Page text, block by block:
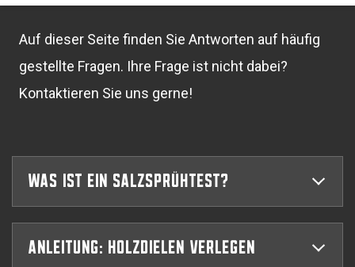
Auf dieser Seite finden Sie Antworten auf häufig
gestellte Fragen. Ihre Frage ist nicht dabei?
Kontaktieren Sie uns gerne!
Was ist ein Salzsprühtest?
Anleitung: Holzdielen verlegen